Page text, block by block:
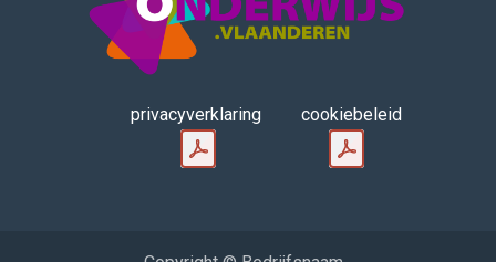
privacyverklaring cookiebeleid